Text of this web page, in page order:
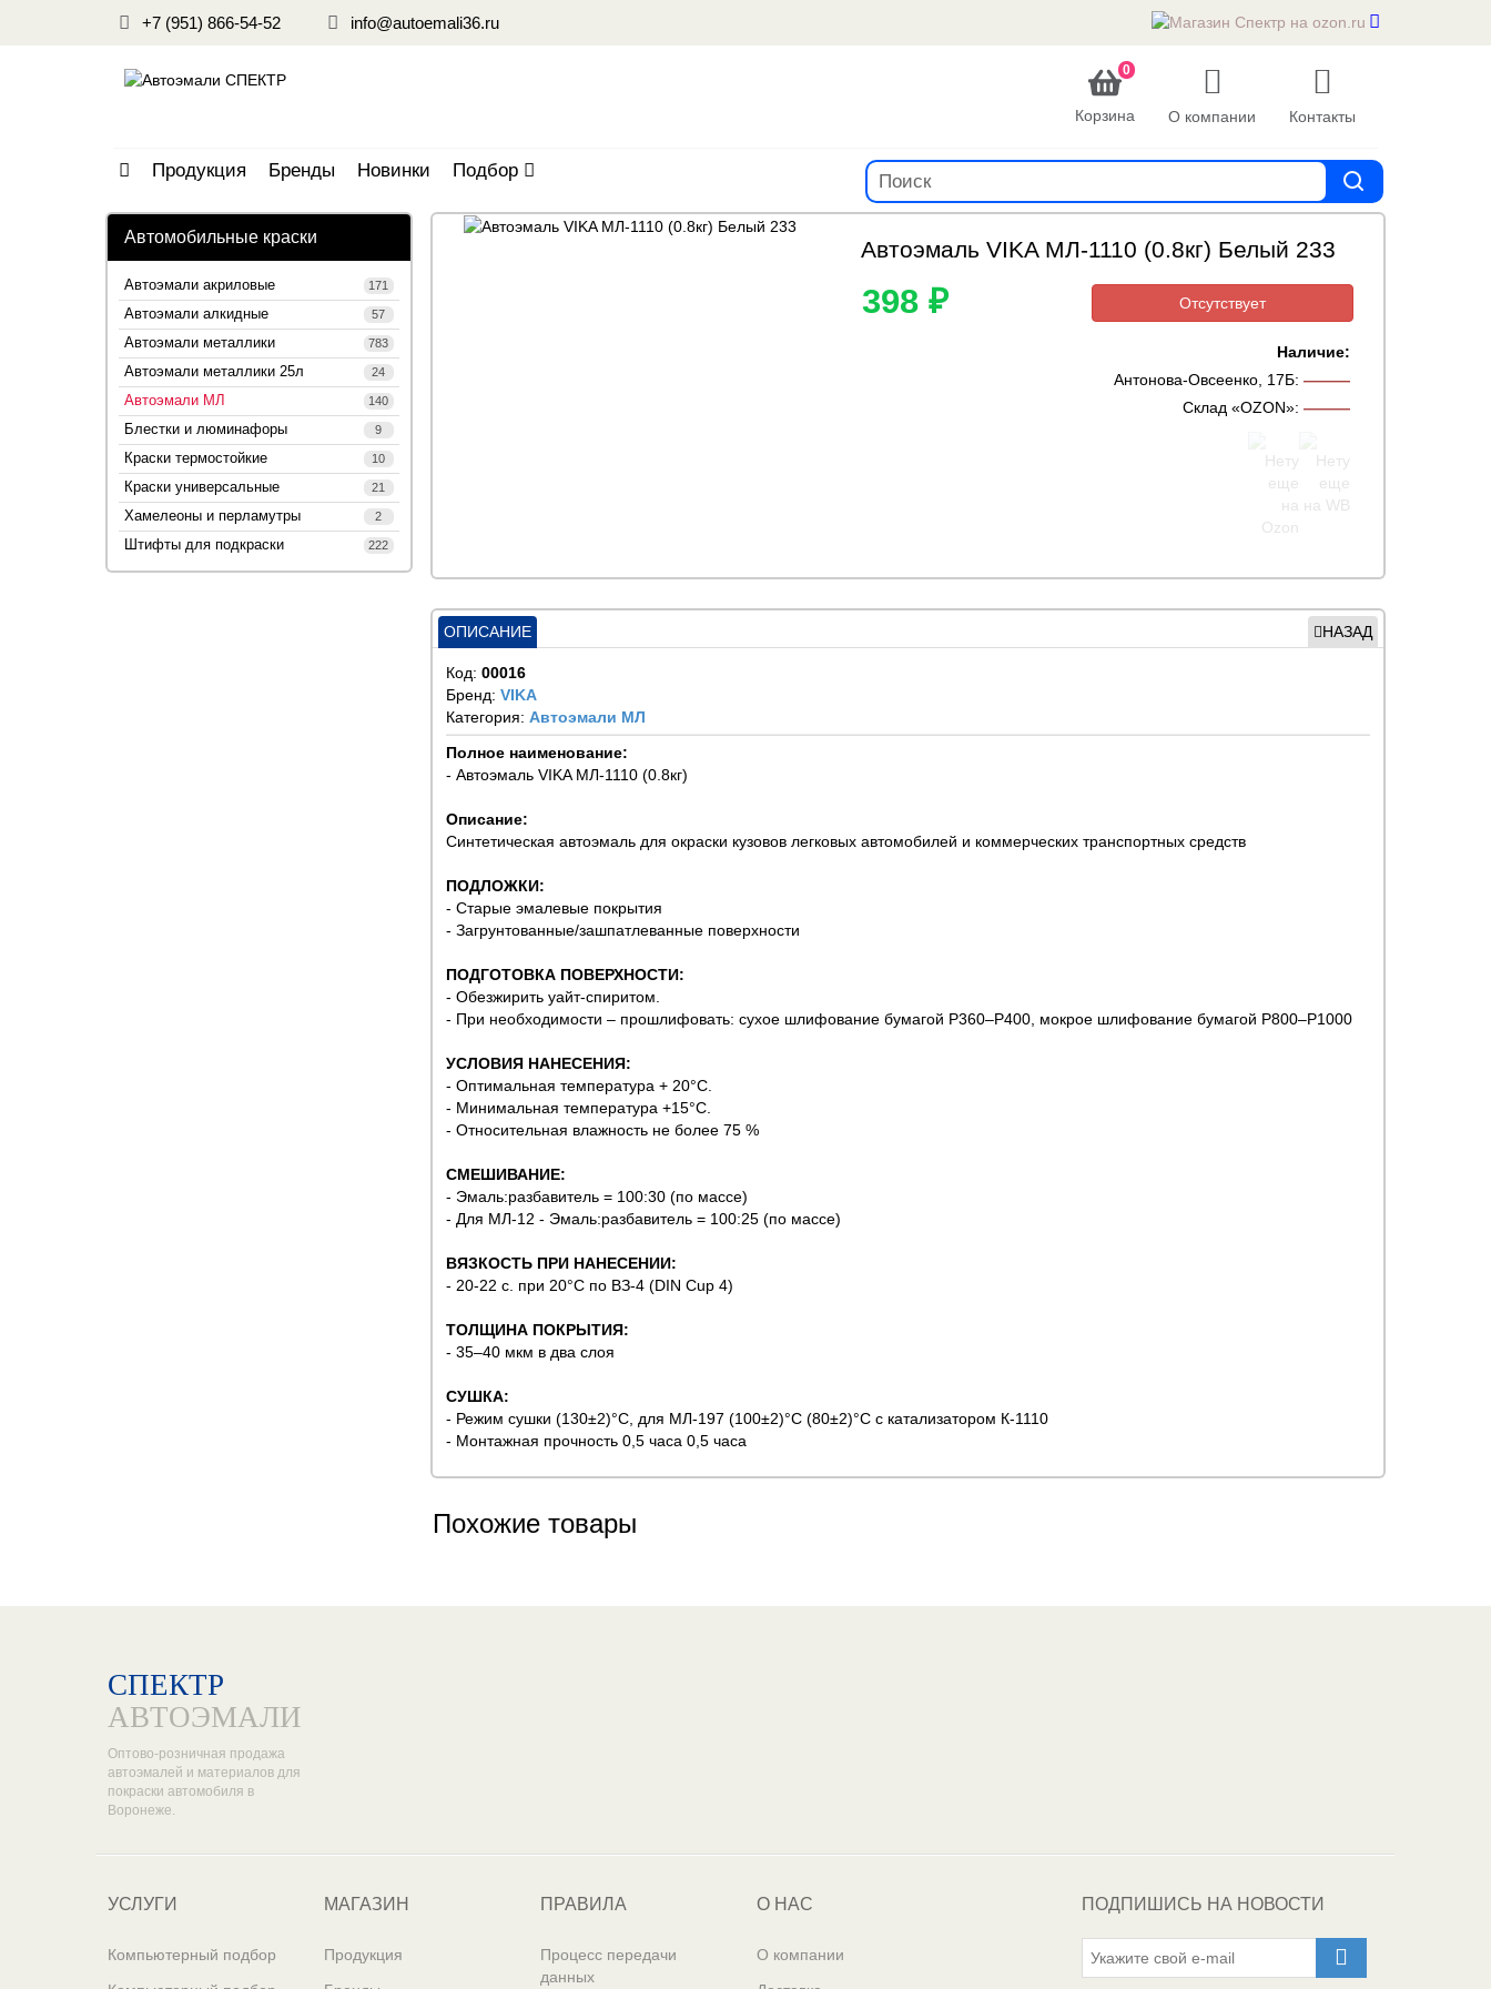
+7 (951) 866-54-52 info@autoemali36.ru
0
Корзина О компании Контакты
Продукция Бренды Новинки Подбор
Автомобильные краски
Автоэмали акриловые 171
Автоэмали алкидные 57
Автоэмали металлики 783
Автоэмали металлики 25л 24
Автоэмали МЛ 140
Блестки и люминафоры 9
Краски термостойкие 10
Краски универсальные 21
Хамелеоны и перламутры 2
Штифты для подкраски 222
Автоэмаль VIKA МЛ-1110 (0.8кг) Белый 233
398 ₽ Отсутствует
Наличие:
Антонова-Овсеенко, 17Б: ———
Склад «OZON»: ———
ОПИСАНИЕ НАЗАД
Код: 00016
Бренд: VIKA
Категория: Автоэмали МЛ
Полное наименование:
- Автоэмаль VIKA МЛ-1110 (0.8кг)
Описание:
Синтетическая автоэмаль для окраски кузовов легковых автомобилей и коммерческих транспортных средств
ПОДЛОЖКИ:
- Старые эмалевые покрытия
- Загрунтованные/зашпатлеванные поверхности
ПОДГОТОВКА ПОВЕРХНОСТИ:
- Обезжирить уайт-спиритом.
- При необходимости – прошлифовать: сухое шлифование бумагой Р360–Р400, мокрое шлифование бумагой Р800–Р1000
УСЛОВИЯ НАНЕСЕНИЯ:
- Оптимальная температура + 20°С.
- Минимальная температура +15°С.
- Относительная влажность не более 75 %
СМЕШИВАНИЕ:
- Эмаль:разбавитель = 100:30 (по массе)
- Для МЛ-12 - Эмаль:разбавитель = 100:25 (по массе)
ВЯЗКОСТЬ ПРИ НАНЕСЕНИИ:
- 20-22 с. при 20°С по ВЗ-4 (DIN Cup 4)
ТОЛЩИНА ПОКРЫТИЯ:
- 35–40 мкм в два слоя
СУШКА:
- Режим сушки (130±2)°С, для МЛ-197 (100±2)°С (80±2)°С с катализатором К-1110
- Монтажная прочность 0,5 часа 0,5 часа
Похожие товары
СПЕКТР
АВТОЭМАЛИ
Оптово-розничная продажа
автоэмалей и материалов для
покраски автомобиля в
Воронеже.
УСЛУГИ
Компьютерный подбор
МАГАЗИН
Продукция
ПРАВИЛА
Процесс передачи
данных
О НАС
О компании
ПОДПИШИСЬ НА НОВОСТИ